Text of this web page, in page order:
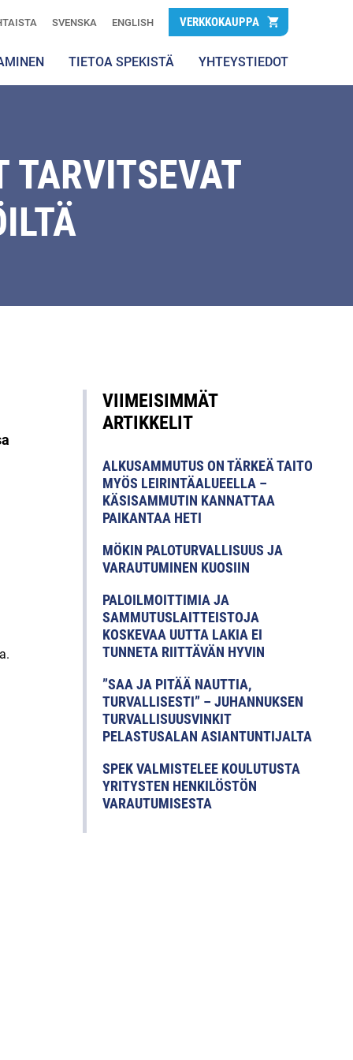
SVENSKA ENGLISH VERKKOKAUPPA
TIETOA SPEKISTÄ YHTEYSTIEDOT
TARVITSEVAT
VIIMEISIMMÄT
ARTIKKELIT
ALKUSAMMUTUS ON TÄRKEÄ TAITO
MYÖS LEIRINTÄALUEELLA –
KÄSISAMMUTIN KANNATTAA
PAIKANTAA HETI
MÖKIN PALOTURVALLISUUS JA
VARAUTUMINEN KUOSIIN
PALOILMOITTIMIA JA
SAMMUTUSLAITTEISTOJA
KOSKEVAA UUTTA LAKIA EI
TUNNETA RIITTÄVÄN HYVIN
”SAA JA PITÄÄ NAUTTIA,
TURVALLISESTI” – JUHANNUKSEN
TURVALLISUUSVINKIT
PELASTUSALAN ASIANTUNTIJALTA
SPEK VALMISTELEE KOULUTUSTA
YRITYSTEN HENKILÖSTÖN
VARAUTUMISESTA